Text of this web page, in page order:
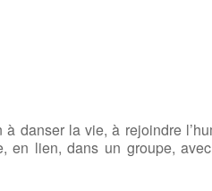
danser la vie, à rejoindre
en lien, dans un groupe,